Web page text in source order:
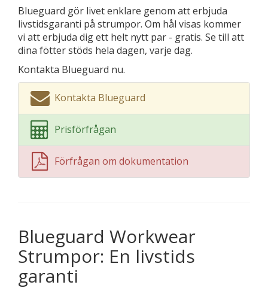
Blueguard gör livet enklare genom att erbjuda
livstidsgaranti på strumpor. Om hål visas kommer
vi att erbjuda dig ett helt nytt par - gratis. Se till att
dina fötter stöds hela dagen, varje dag.
Kontakta Blueguard nu.
Kontakta Blueguard
Prisförfrågan
Förfrågan om dokumentation
Blueguard Workwear
Strumpor: En livstids
garanti